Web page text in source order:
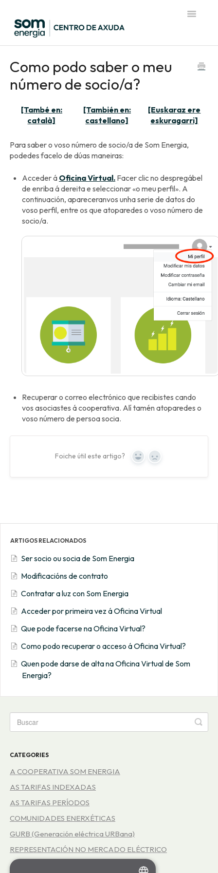
Toggle
Como podo saber o meu
número de socio/a?
[També en:
català]
[También en:
castellano]
[Euskaraz ere
eskuragarri]
Para saber o voso número de socio/a de Som Energia,
podedes facelo de dúas maneiras:
Acceder á Oficina Virtual. Facer clic no despregábel
de enriba á dereita e seleccionar «o meu perfil». A
continuación, apareceranvos unha serie de datos do
voso perfil, entre os que atoparedes o voso número de
socio/a.
Recuperar o correo electrónico que recibistes cando
vos asociastes á cooperativa. Alí tamén atoparedes o
voso número de persoa socia.
Foiche útil este artigo? Yes No
ARTIGOS RELACIONADOS
Ser socio ou socia de Som Energia
Modificacións de contrato
Contratar a luz con Som Energia
Acceder por primeira vez á Oficina Virtual
Que pode facerse na Oficina Virtual?
Como podo recuperar o acceso á Oficina Virtual?
Quen pode darse de alta na Oficina Virtual de Som
Energia?
CATEGORIES
A COOPERATIVA SOM ENERGIA
AS TARIFAS INDEXADAS
AS TARIFAS PERÍODOS
COMUNIDADES ENERXÉTICAS
GURB (Generación eléctrica URBana)
REPRESENTACIÓN NO MERCADO ELÉCTRICO
AS TARIFAS 3.0TD